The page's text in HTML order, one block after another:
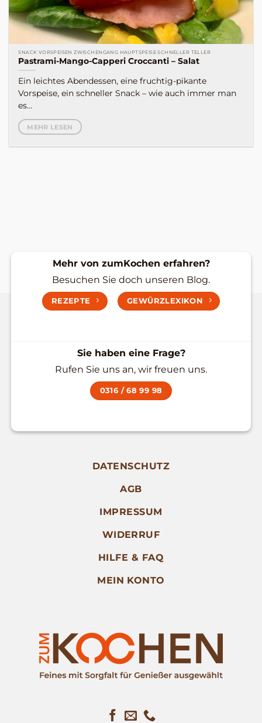
SNACK VORSPEISEN ZWISCHENGANG HAUPTSPEISE SCHNELLER TELLER
Pastrami-Mango-Capperi Croccanti – Salat
Ein leichtes Abendessen, eine fruchtig-pikante
Vorspeise, ein schneller Snack – wie auch immer man
es...
MEHR LESEN
Mehr von zumKochen erfahren?
Besuchen Sie doch unseren Blog.
REZEPTE GEWÜRZLEXIKON
Sie haben eine Frage?
Rufen Sie uns an, wir freuen uns.
0316 / 68 99 98
DATENSCHUTZ
AGB
IMPRESSUM
WIDERRUF
HILFE & FAQ
MEIN KONTO